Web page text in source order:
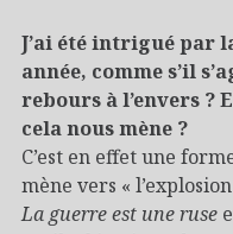
J’ai été intrigué par
année, comme s’il
rebours à l’envers ?
cela nous mène ?
C’est en effet une
mène vers «
La guerre est une ruse